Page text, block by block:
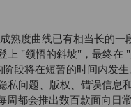
度曲线已有相当长的一
上 "领悟的斜坡"，最终在
段将在短暂的时间内发
问题、版权、错误信息
周都会推出数百款面向日